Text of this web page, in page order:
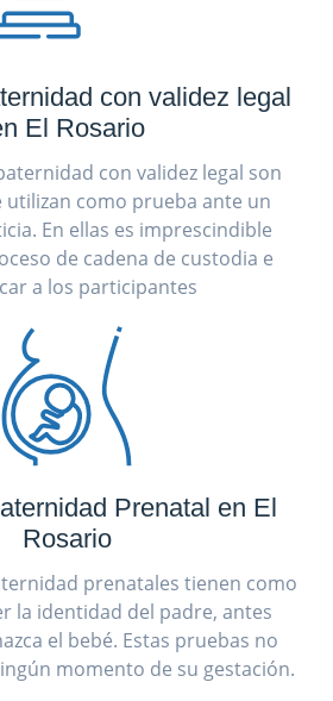
con validez legal
El Rosario
con validez legal son
utilizan como prueba ante un
En ellas es imprescindible
de cadena de custodia e
a los participantes
Prenatal en El
Rosario
prenatales tienen como
la identidad del padre, antes
el bebé. Estas pruebas no
momento de su gestación.